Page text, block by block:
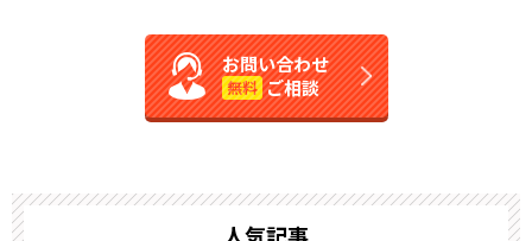
お問い合わせ
無料 ご相談